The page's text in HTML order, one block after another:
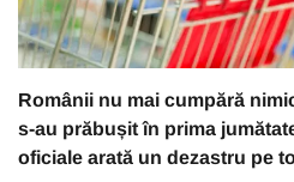
Românii nu mai cumpără
s-au prăbușit în prima
oficiale arată un dezastru pe